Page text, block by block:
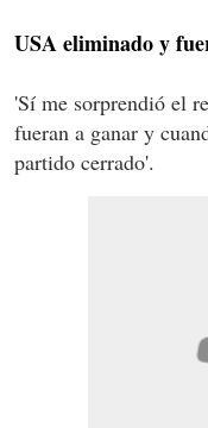
USA eliminado y
'Sí me sorprendió el
fueran a ganar y
partido cerrado'.